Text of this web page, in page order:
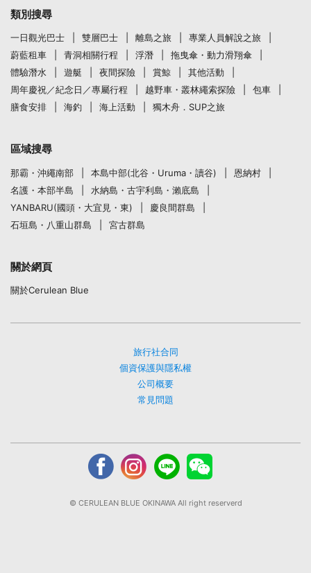
類別搜尋
一日觀光巴士 雙層巴士 離島之旅
專業人員解說之旅
蔚藍租車
青洞相關行程 浮潛
拖曳傘・動力滑翔傘
體驗潛水
遊艇 夜間探險 賞鯨
其他活動
周年慶祝／紀念日／專屬行程
越野車・叢林繩索探險
包車
膳食安排
海釣 海上活動 獨木舟．SUP之旅
區域搜尋
那霸・沖繩南部 本島中部(北谷・Uruma・讀谷)
恩納村
名護・本部半島
水納島・古宇利島・瀨底島
YANBARU(國頭・大宜見・東)
慶良間群島
石垣島・八重山群島
宮古群島
關於網頁
關於Cerulean Blue
旅行社合同
個資保護與隱私權
公司概要
常見問題
© CERULEAN BLUE OKINAWA All right reserverd